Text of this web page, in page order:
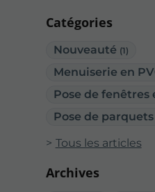
Catégories
Nouveauté (1)
Menuiserie en
Pose de fenêtres
Pose de parquets
Tous les articles
Archives